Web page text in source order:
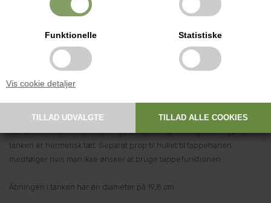
Funktionelle Statistiske
Vis cookie detaljer
Fremstillet af ca 1 mm tyk rustfrit stål, kvalitet 18/10. Er en af de bedste
kvaliteter af rustfrit stål.
Tappehane af forkromet messing.
Forsynet med en ca 1 cm praktisk kant i bunden som man kan holde i
når tanken skal vendes og en gummipakning ved låget som gør at
tanken er hermetisk tæt. Separat prop til hullet til tappehanen
medfølger hvis man ikke ønsker at bruge tappefunktionen.
Åbningen i tanken har en diameter på 19,8 cm.